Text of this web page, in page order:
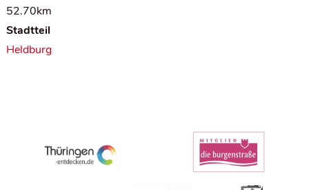
52.70km
Stadtteil
Heldburg